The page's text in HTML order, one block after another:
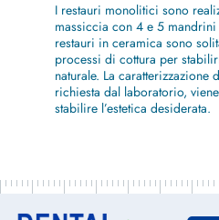
I restauri monolitici sono
massiccia con 4 e 5
restauri in ceramica sono
processi di cottura per
naturale. La caratterizzazione
richiesta dal laboratorio,
stabilire l’estetica desiderata.